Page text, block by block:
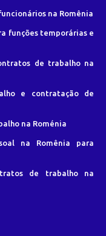
na Romênia
funções temporárias e
de trabalho na
e contratação de
na Roménia
na Romênia para
de trabalho na